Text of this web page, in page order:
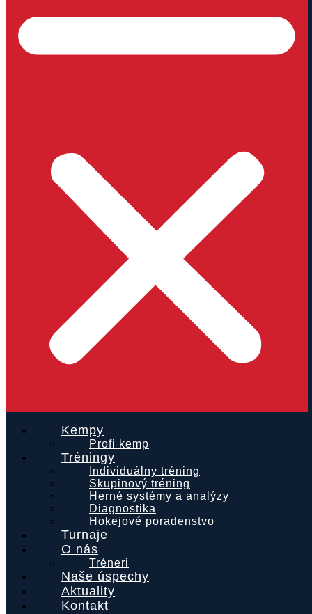
Kempy
Profi kemp
Tréningy
Individuálny tréning
Skupinový tréning
Herné systémy a analýzy
Diagnostika
Hokejové poradenstvo
Turnaje
O nás
Tréneri
Naše úspechy
Aktuality
Kontakt